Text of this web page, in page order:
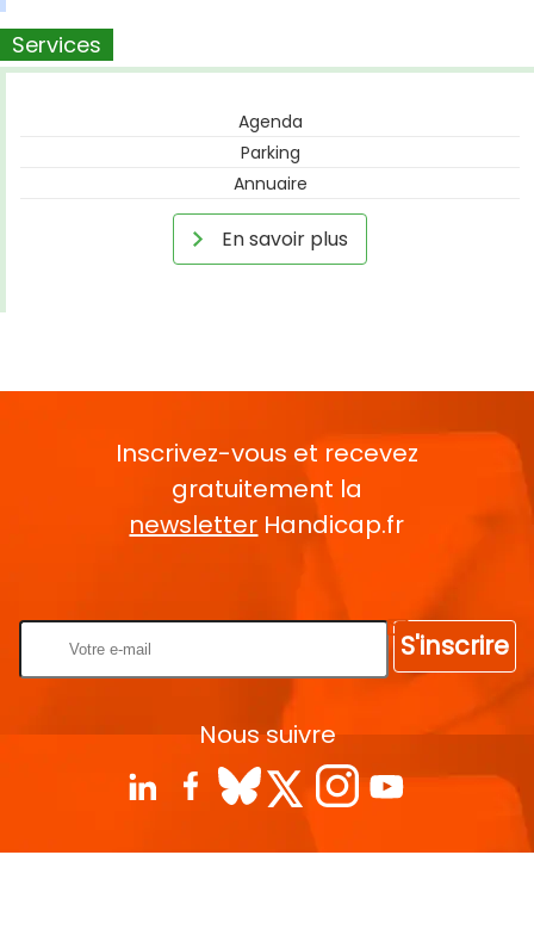
Services
Agenda
Parking
Annuaire
En savoir plus
Inscrivez-vous et recevez
gratuitement la
newsletter Handicap.fr
S'inscrire
Nous suivre